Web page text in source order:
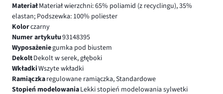
MateriałMateriał wierzchni: 65% poliamid (z recyclingu), 35%
elastan; Podszewka: 100% poliester
Kolorczarny
Numer artykułu93148395
Wyposażeniegumka pod biustem
DekoltDekolt w serek, głęboki
WkładkiWszyte wkładki
Ramiączkaregulowane ramiączka, Standardowe
Stopień modelowaniaLekki stopień modelowania sylwetki